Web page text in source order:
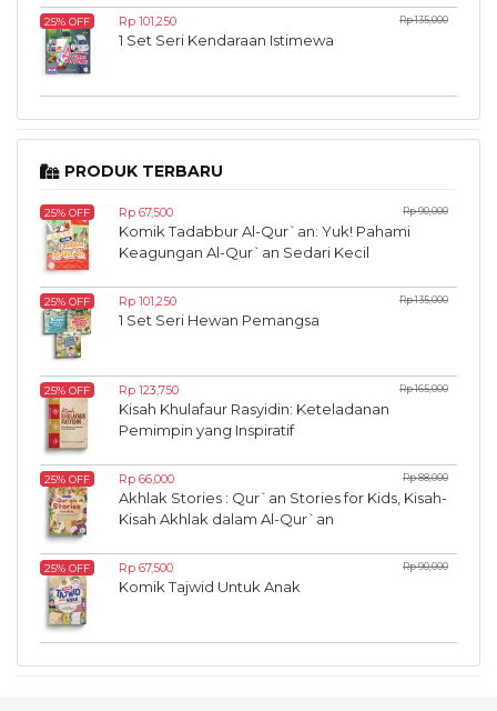
25% OFF Rp 101,250 Rp 135,000
1 Set Seri Kendaraan Istimewa
PRODUK TERBARU
25% OFF Rp 67,500 Rp 90,000
Komik Tadabbur Al-Qur`an: Yuk! Pahami
Keagungan Al-Qur`an Sedari Kecil
25% OFF Rp 101,250 Rp 135,000
1 Set Seri Hewan Pemangsa
25% OFF Rp 123,750 Rp 165,000
Kisah Khulafaur Rasyidin: Keteladanan
Pemimpin yang Inspiratif
25% OFF Rp 66,000 Rp 88,000
Akhlak Stories : Qur`an Stories for Kids, Kisah-
Kisah Akhlak dalam Al-Qur`an
25% OFF Rp 67,500 Rp 90,000
Komik Tajwid Untuk Anak